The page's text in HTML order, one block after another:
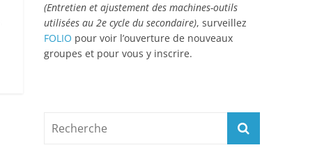
(Entretien et ajustement des machines-outils
utilisées au 2e cycle du secondaire), surveillez
FOLIO pour voir l’ouverture de nouveaux
groupes et pour vous y inscrire.